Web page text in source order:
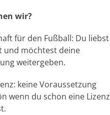
wir?
für den Fußball: Du liebst
und möchtest deine
weitergeben.
keine Voraussetzung
wenn du schon eine Lizenz